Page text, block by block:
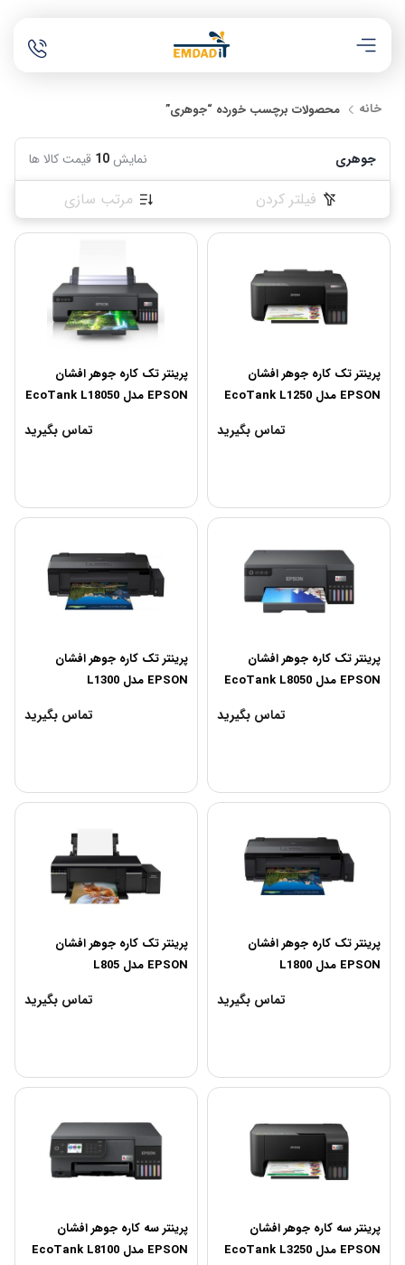
خانه محصولات برچسب خورده “جوهری”
جوهری نمایش 10 قیمت کالا ها
فیلتر کردن مرتب سازی
پرینتر تک کاره جوهر افشان
EPSON مدل EcoTank L1250
تماس بگیرید
پرینتر تک کاره جوهر افشان
EPSON مدل EcoTank L18050
تماس بگیرید
پرینتر تک کاره جوهر افشان
EPSON مدل EcoTank L8050
تماس بگیرید
پرینتر تک کاره جوهر افشان
EPSON مدل L1300
تماس بگیرید
پرینتر تک کاره جوهر افشان
EPSON مدل L1800
تماس بگیرید
پرینتر تک کاره جوهر افشان
EPSON مدل L805
تماس بگیرید
پرینتر سه کاره جوهر افشان
EPSON مدل EcoTank L3250
پرینتر سه کاره جوهر افشان
EPSON مدل EcoTank L8100